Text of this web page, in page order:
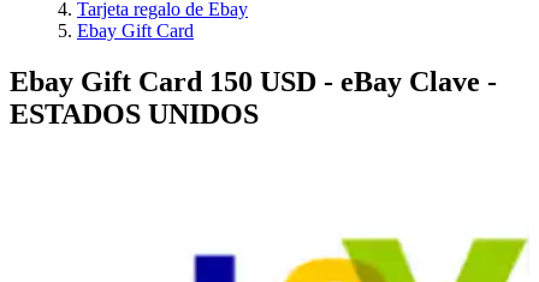
Tarjeta regalo de Ebay
Ebay Gift Card
Ebay Gift Card 150 USD - eBay Clave -
ESTADOS UNIDOS